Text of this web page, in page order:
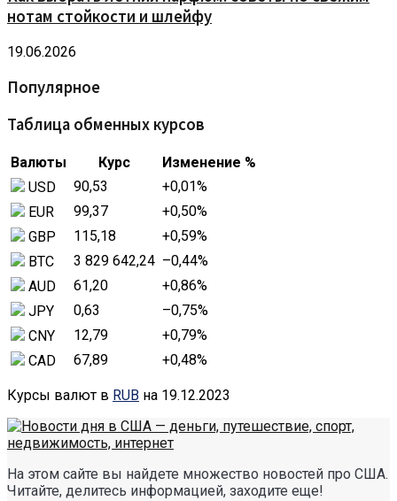
нотам стойкости и шлейфу
19.06.2026
Популярное
Таблица обменных курсов
Валюты Курс
Изменение %
USD
90,53 +0,01%
EUR
99,37 +0,50%
GBP
115,18 +0,59%
BTC
3 829 642,24 –0,44%
AUD
61,20 +0,86%
JPY
0,63 –0,75%
CNY
12,79 +0,79%
CAD
67,89 +0,48%
Курсы валют в RUB на 19.12.2023
На этом сайте вы найдете множество новостей про США.
Читайте, делитесь информацией, заходите еще!